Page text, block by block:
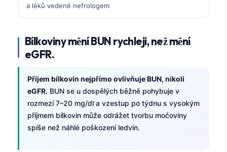
a léků vedené nefrologem
Bílkoviny mění BUN rychleji, než mění
eGFR.
Příjem bílkovin nejpřímo ovlivňuje BUN, nikoli
eGFR. BUN se u dospělých běžně pohybuje v
rozmezí 7–20 mg/dl a vzestup po týdnu s vysokým
příjmem bílkovin může odrážet tvorbu močoviny
spíše než náhlé poškození ledvin.